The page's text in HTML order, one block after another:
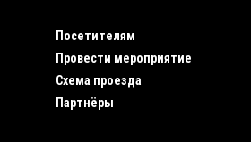
Посетителям
Провести мероприятие
Схема проезда
Партнёры